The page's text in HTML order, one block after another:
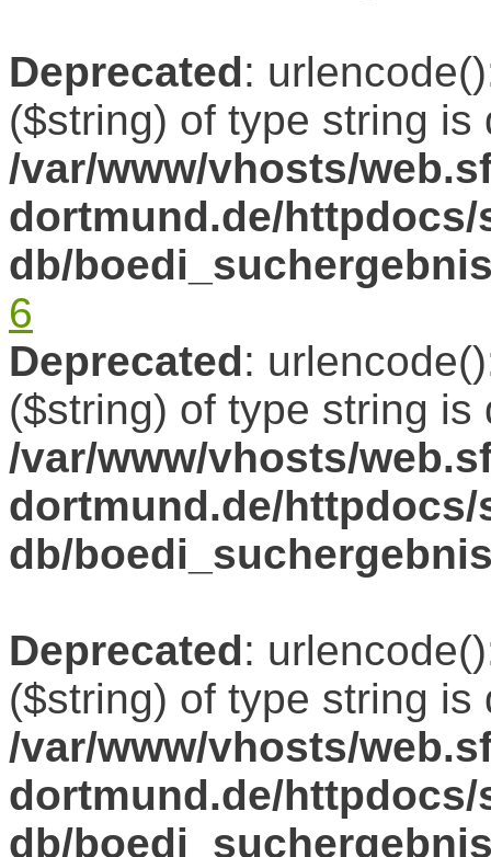
Deprecated:
($string) of type string is
/var/www/vhosts/
dortmund.de/httpdocs/
db/
6
Deprecated:
($string) of type string is
/var/www/vhosts/
dortmund.de/httpdocs/
db/
Deprecated:
($string) of type string is
/var/www/vhosts/
dortmund.de/httpdocs/
db/